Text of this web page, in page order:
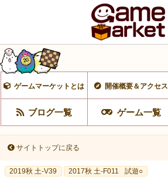
ゲームマーケットとは 開催概要＆アクセス
ブログ一覧 ゲーム一覧
サイトトップに戻る
2019秋 土-V39 2017秋 土-F011 試遊○